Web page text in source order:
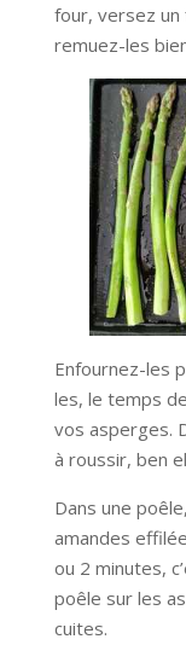
four, versez un
remuez-les
Enfournez-les
les, le temps
vos asperges.
à roussir, ben
Dans une
amandes
ou 2 minutes,
poêle sur les
cuites.